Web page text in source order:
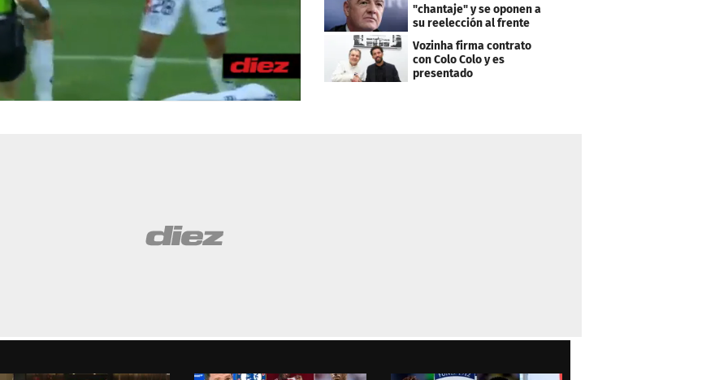
"chantaje" y se oponen a
su reelección al frente
de la FIFA
Vozinha firma contrato
con Colo Colo y es
presentado